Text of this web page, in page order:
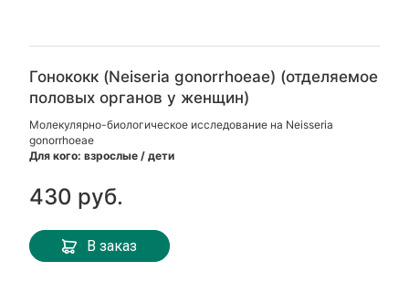
Гонококк (Neiseria gonorrhoeae) (отделяемое
половых органов у женщин)
Молекулярно-биологическое исследование на Neisseria
gonorrhoeae
Для кого: взрослые / дети
430 руб.
В заказ